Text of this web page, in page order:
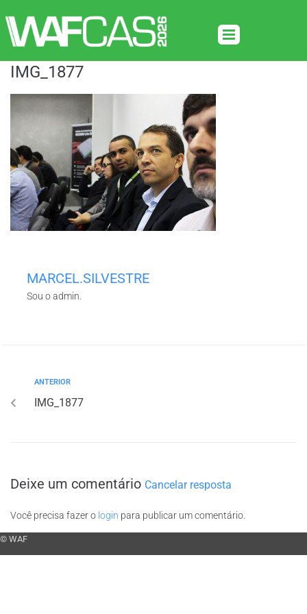
IMG_1877
MARCEL.SILVESTRE
Sou o admin.
ANTERIOR
IMG_1877
Deixe um comentário Cancelar resposta
Você precisa fazer o login para publicar um comentário.
© WAF